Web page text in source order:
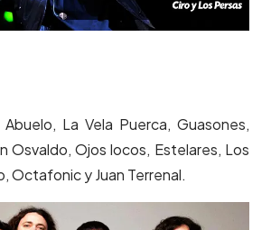
La Vela Puerca, Guasones,
Osvaldo, Ojos locos, Estelares, Los
Octafonic y Juan Terrenal.